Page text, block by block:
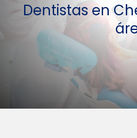
Dentistas en